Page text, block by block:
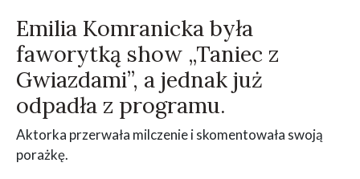
Emilia Komranicka była
faworytką show „Taniec z
Gwiazdami”, a jednak już
odpadła z programu.
Aktorka przerwała milczenie i skomentowała swoją
porażkę.